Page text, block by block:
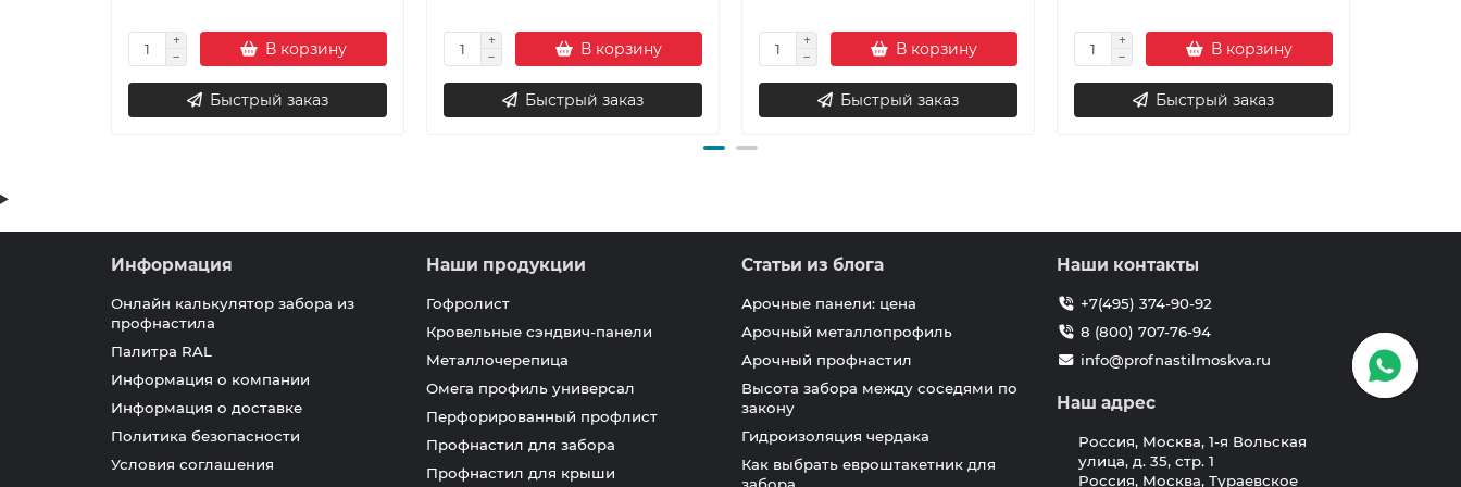
В корзину
Быстрый заказ
В корзину
Быстрый заказ
В корзину
Быстрый заказ
В корзину
Быстрый заказ
Информация
Онлайн калькулятор забора из
профнастила
Палитра RAL
Информация о компании
Информация о доставке
Политика безопасности
Условия соглашения
Наши продукции
Гофролист
Кровельные сэндвич-панели
Металлочерепица
Омега профиль универсал
Перфорированный профлист
Профнастил для забора
Профнастил для крыши
Статьи из блога
Арочные панели: цена
Арочный металлопрофиль
Арочный профнастил
Высота забора между соседями по
закону
Гидроизоляция чердака
Как выбрать евроштакетник для
Наши контакты
+7(495) 374-90-92
8 (800) 707-76-94
info@profnastilmoskva.ru
Наш адрес
Россия, Москва, 1-я Вольская
улица, д. 35, стр. 1
Россия, Москва, Тураевское